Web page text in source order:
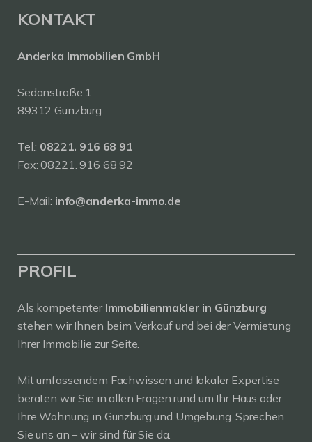
KONTAKT
Anderka Immobilien GmbH
Sedanstraße 1
89312 Günzburg
Tel.: 08221. 916 68 91
Fax: 08221. 916 68 92
E-Mail: info@anderka-immo.de
PROFIL
Als kompetenter Immobilienmakler in Günzburg
stehen wir Ihnen beim Verkauf und bei der Vermietung
Ihrer Immobilie zur Seite.
Mit umfassendem Fachwissen und lokaler Expertise
beraten wir Sie in allen Fragen rund um Ihr Haus oder
Ihre Wohnung in Günzburg und Umgebung. Sprechen
Sie uns an – wir sind für Sie da.